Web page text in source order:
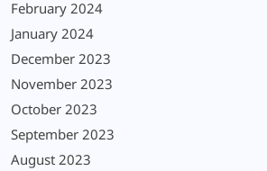
February 2024
January 2024
December 2023
November 2023
October 2023
September 2023
August 2023